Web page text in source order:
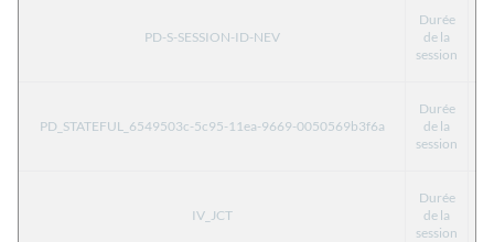
PD-S-SESSION-ID-NEV
Durée
de la
session
PD_STATEFUL_6549503c-5c95-11ea-9669-0050569b3f6a
Durée
de la
session
IV_JCT
Durée
de la
session